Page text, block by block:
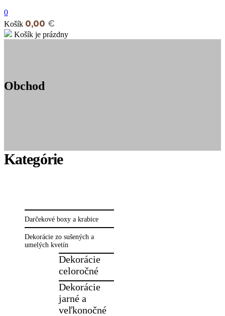
0
Košík 0,00 €
Košík je prázdny
Obchod
Darčekové boxy a krabice
Dekorácie zo sušených a
umelých kvetín
Dekorácie
celoročné
Dekorácie
jarné a
veľkonočné